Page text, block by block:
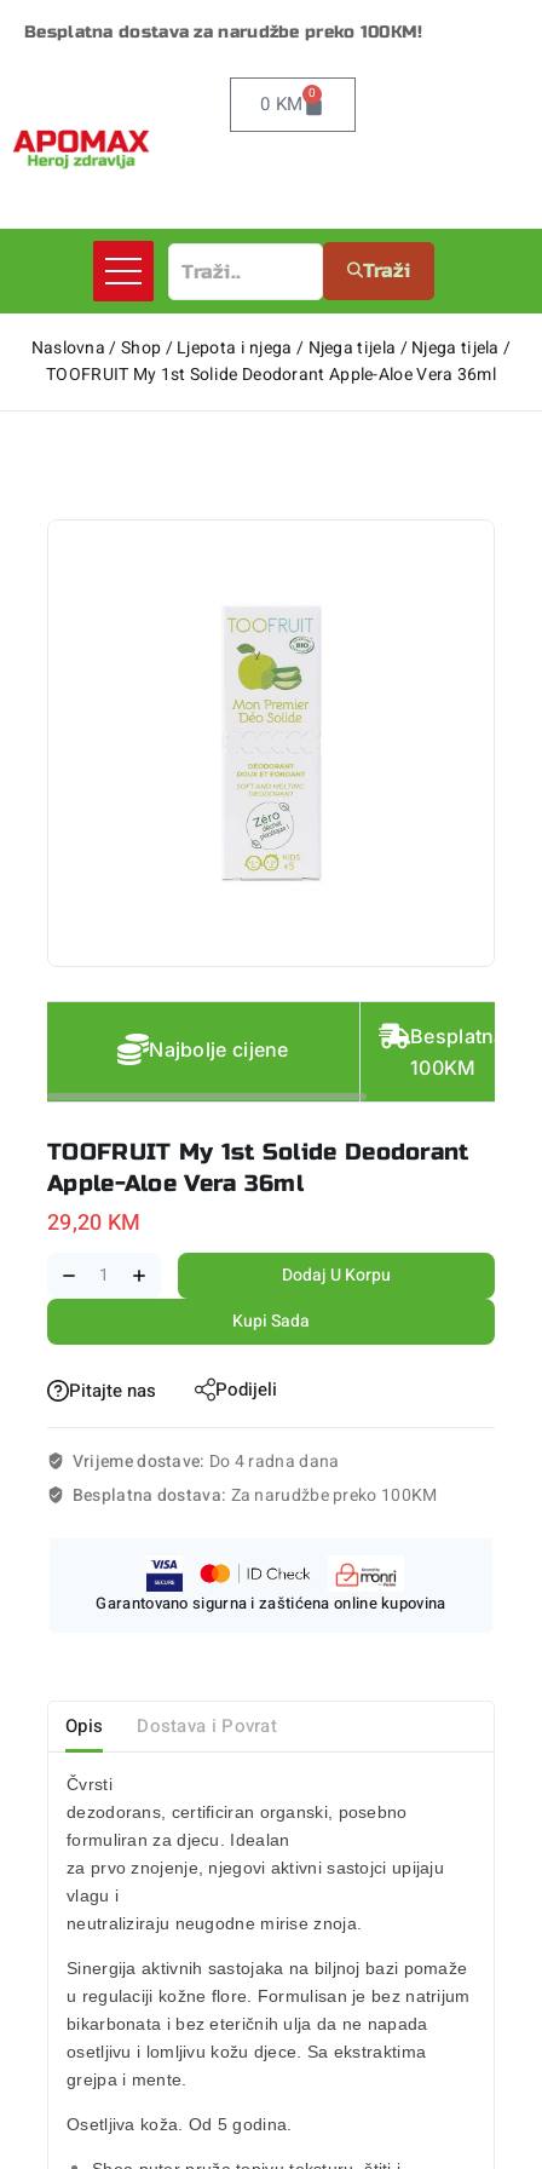
Besplatna dostava za narudžbe preko 100KM!
0 KM 0
Traži
Naslovna /Shop/Ljepota i njega / Njega tijela /Njega tijela /
TOOFRUIT My 1st Solide Deodorant Apple-Aloe Vera 36ml
Najbolje cijene
Besplatna
100KM
TOOFRUIT My 1st Solide Deodorant
Apple-Aloe Vera 36ml
29,20 KM
Dodaj U Korpu
Kupi Sada
Pitajte nas Podijeli
Vrijeme dostave: Do 4 radna dana
Besplatna dostava: Za narudžbe preko 100KM
Garantovano sigurna i zaštićena online kupovina
Opis Dostava i Povrat
Čvrsti
dezodorans, certificiran organski, posebno
formuliran za djecu. Idealan
za prvo znojenje, njegovi aktivni sastojci upijaju
vlagu i
neutraliziraju neugodne mirise znoja.
Sinergija aktivnih sastojaka na biljnoj bazi pomaže
u regulaciji kožne flore. Formulisan je bez natrijum
bikarbonata i bez eteričnih ulja da ne napada
osetljivu i lomljivu kožu djece. Sa ekstraktima
grejpa i mente.
Osetljiva koža. Od 5 godina.